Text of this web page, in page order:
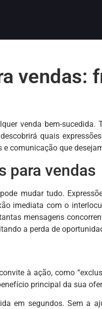
vendas:
venda bem-sucedida.
quais
comunicação que
para vendas
mudar tudo.
imediata com o
mensagens
a perda de
à ação, como
principal da sua
em segundos. Sem a